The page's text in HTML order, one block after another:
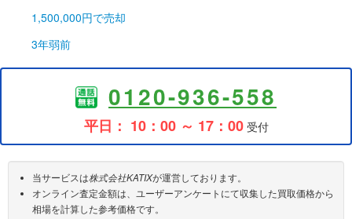
1,500,000円で売却
3年弱前
0120-936-558
平日： 10：00 ～ 17：00受付
当サービスは株式会社KATIXが運営しております。
オンライン査定金額は、ユーザーアンケートにて収集した買取価格から
相場を計算した参考価格です。